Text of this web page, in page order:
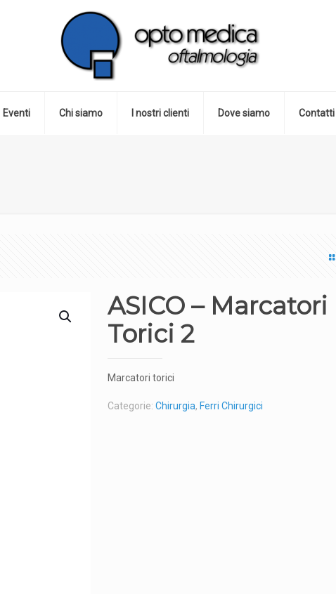
Eventi Chi siamo I nostri clienti Dove siamo Contatti
ASICO – Marcatori
Torici 2
Marcatori torici
Categorie: Chirurgia, Ferri Chirurgici